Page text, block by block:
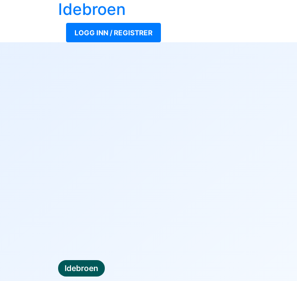
Idebroen
LOGG INN / REGISTRER
Idebroen